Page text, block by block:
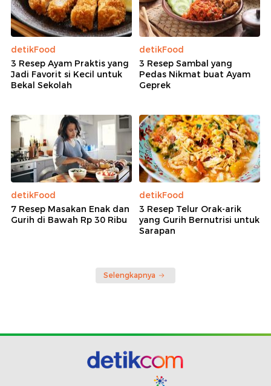
detikFood
3 Resep Ayam Praktis yang
Jadi Favorit si Kecil untuk
Bekal Sekolah
detikFood
3 Resep Sambal yang
Pedas Nikmat buat Ayam
Geprek
detikFood
7 Resep Masakan Enak dan
Gurih di Bawah Rp 30 Ribu
detikFood
3 Resep Telur Orak-arik
yang Gurih Bernutrisi untuk
Sarapan
Selengkapnya